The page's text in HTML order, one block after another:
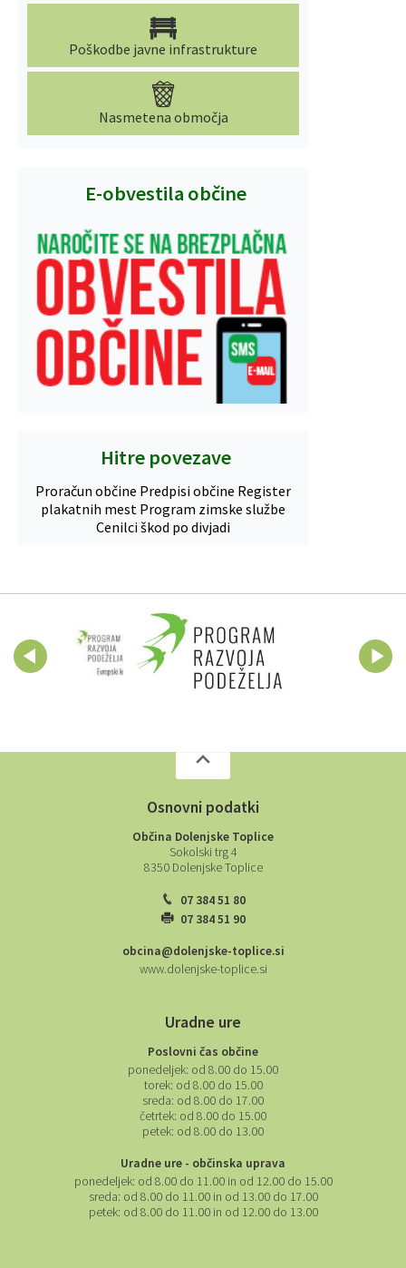
Poškodbe javne infrastrukture
Nasmetena območja
E-obvestila občine
Hitre povezave
Proračun občine Predpisi občine Register
plakatnih mest Program zimske službe
Cenilci škod po divjadi
Osnovni podatki
Občina Dolenjske Toplice
Sokolski trg 4
8350 Dolenjske Toplice
07 384 51 80
07 384 51 90
obcina@dolenjske-toplice.si
www.dolenjske-toplice.si
Uradne ure
Poslovni čas občine
ponedeljek: od 8.00 do 15.00
torek: od 8.00 do 15.00
sreda: od 8.00 do 17.00
četrtek: od 8.00 do 15.00
petek: od 8.00 do 13.00
Uradne ure - občinska uprava
ponedeljek: od 8.00 do 11.00 in od 12.00 do 15.00
sreda: od 8.00 do 11.00 in od 13.00 do 17.00
petek: od 8.00 do 11.00 in od 12.00 do 13.00